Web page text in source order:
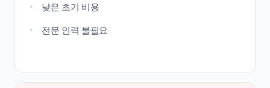
낮은 초기 비용
전문 인력 불필요